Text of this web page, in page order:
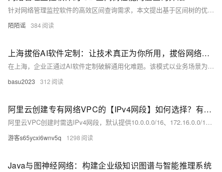
针对网络管理监控软件的高效区间查询需求，本文提出基于区间树的优化方案。传统线性遍历效率低，10万条数据查询超800ms，难以满足实时性要求。区间树以平衡二叉搜索树结构，结合节点最大值剪枝策略，将查询复杂度从O(N)降至O(logN+K)，显著提升性能。通过C#实现，支持按指标类型分组建树、增量插入与多维度联合查询，在10万记录下查询耗时仅约2.8ms，内存占用降低35%。测试表明，该方案有效解决高负载场景下的响应延迟问题，助力管理员快速定位异常设备，提升运维效率与系统稳定性。
陌陌谣 384
上海拔俗AI软件定制：让技术真正为你所用，拔俗网络这样做
在上海，企业正通过AI软件定制破解通用化难题。该模式以业务场景为核心，量身打造智能解决方案，涵盖场景化模型开发、模块化架构设计与数据闭环优化三大技术维度，推动技术与业务深度融合，助力企业实现高效、可持续的数字化转型。
basu2023 312
阿里云创建专有网络VPC的【IPv4网段】如何选择？有什么区别？
阿里云VPC创建时需选IPv4网段，默认提供10.0.0.0/16、172.16.0.0/16、192.168.0.0/16，三者无功能差异。若仅单VPC且不连本地数据中心，可任选其一，确保不冲突即可。多VPC或混合云场景需规划避免IP重叠。不支持100.64.0.0/10等特殊网段。建议结合IPAM进行地址管理。
游客s65ycxi6wnv5q 1298
Java与图神经网络：构建企业级知识图谱与智能推理系统